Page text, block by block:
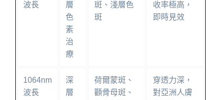
波長
層
色
素
治
療
斑、淺層色
斑
收率極高，
即時見效
1064nm
波長
深
層
荷爾蒙斑、
顴骨母斑、
穿透力深，
對亞洲人膚